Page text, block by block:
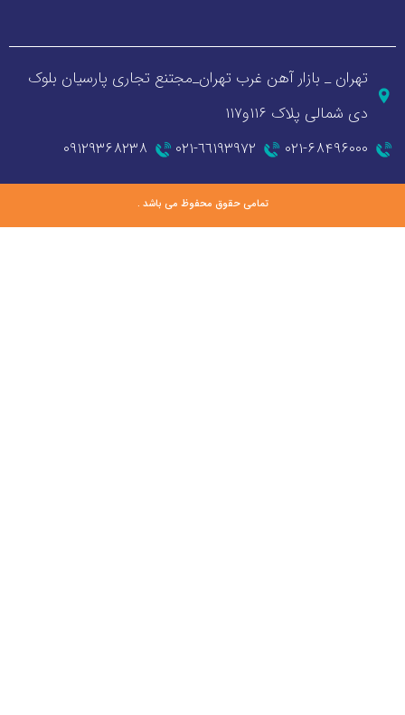
بازار آهن غرب تهران_مجتنع تجاری پارسیان بلوک
۱۱۶و۱۱۷
٦٦١٩٣٩٧٢-٠٢١ ۰۹۱۲۹۳۶۸۲۳۸
تمامی حقوق محفوظ می باشد .